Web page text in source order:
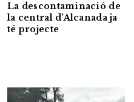
La descontaminació de
la central d’Alcanada ja
té projecte